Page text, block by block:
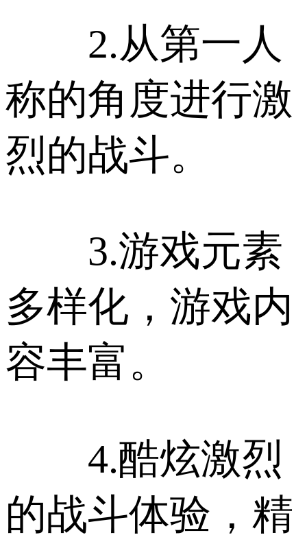
2.从第一人
称的角度进行激
烈的战斗。
3.游戏元素
多样化，游戏内
容丰富。
4.酷炫激烈
的战斗体验，精